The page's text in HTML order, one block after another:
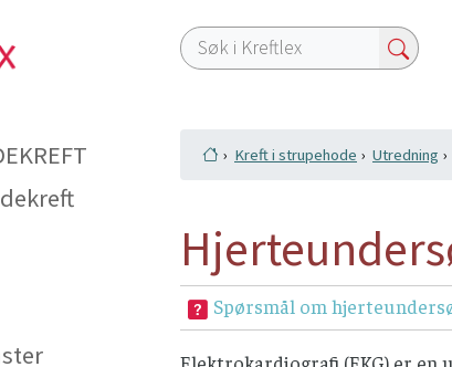
Kreft i strupehode Utredning
Spørsmål om